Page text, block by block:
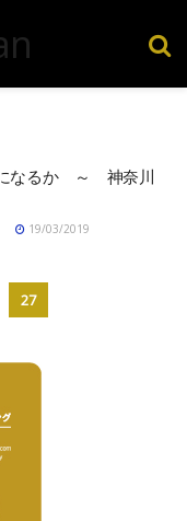
なるか ～ 神奈川
19/03/2019
27